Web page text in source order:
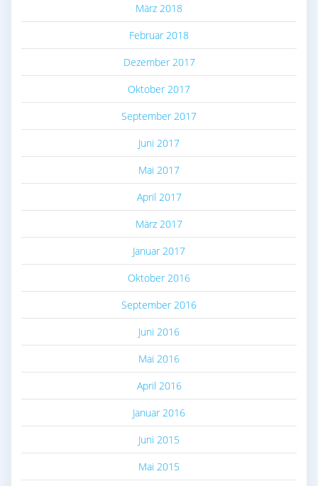
März 2018
Februar 2018
Dezember 2017
Oktober 2017
September 2017
Juni 2017
Mai 2017
April 2017
März 2017
Januar 2017
Oktober 2016
September 2016
Juni 2016
Mai 2016
April 2016
Januar 2016
Juni 2015
Mai 2015